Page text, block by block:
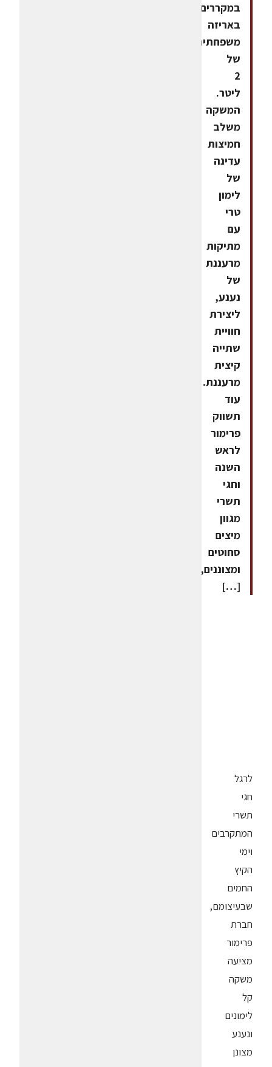
במקררים
באריזה
משפחתית
של
2
ליטר.
המשקה
משלב
חמיצות
עדינה
של
לימון
טרי
עם
מתיקות
מרעננת
של
נענע,
ליצירת
חוויית
שתייה
קיצית
מרעננת.
עוד
תשווק
פרימור
לראש
השנה
וחגי
תשרי
מגוון
מיצים
סחוטים
ומצוננים,
[…]
לרגל
חגי
תשרי
המתקרבים
וימי
הקיץ
החמים
שבעיצומם,
חברת
פרימור
מציעה
משקה
קל
לימונים
ונענע
מצונן